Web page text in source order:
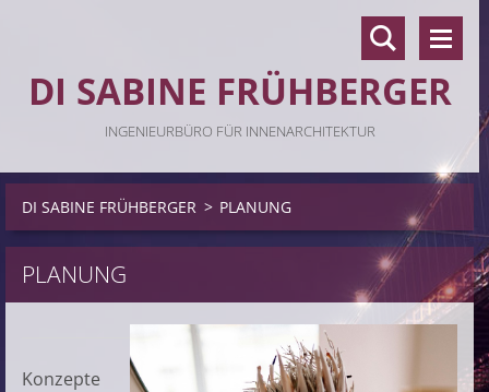
DI SABINE FRÜHBERGER
INGENIEURBÜRO FÜR INNENARCHITEKTUR
DI SABINE FRÜHBERGER > PLANUNG
PLANUNG
Konzepte